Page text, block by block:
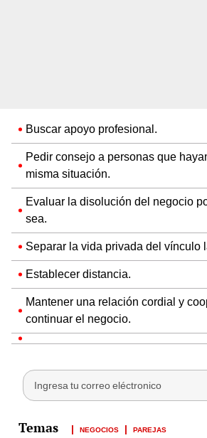
Buscar apoyo profesional.
Pedir consejo a personas que
misma situación.
Evaluar la disolución del negocio
sea.
Separar la vida privada del vínculo
Establecer distancia.
Mantener una relación cordial y
continuar el negocio.
NEGOCIOS PAREJAS